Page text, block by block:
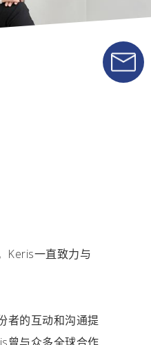
Keris一直致力与
者的互动和沟通提